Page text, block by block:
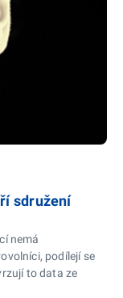
sdružení
nemá
podílejí se
to data ze